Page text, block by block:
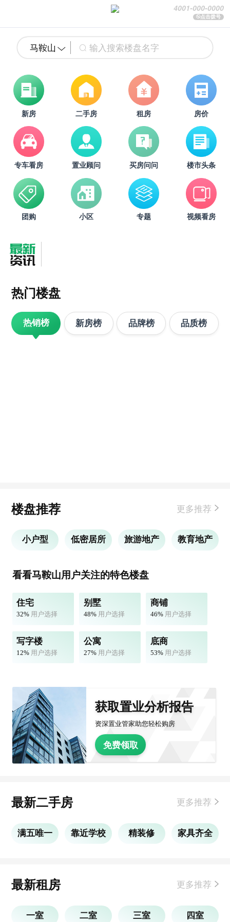
4001-000-0000
点击拨号
马鞍山
新房 二手房 租房 房价
专车看房 置业顾问 买房问问 楼市头条
团购 小区 专题 视频看房
热门楼盘
热销榜 新房榜 品牌榜 品质榜
楼盘推荐 更多推荐
小户型 低密居所 旅游地产 教育地产
看看马鞍山用户关注的特色楼盘
住宅
32% 用户选择
别墅
48% 用户选择
商铺
46% 用户选择
写字楼
12% 用户选择
公寓
27% 用户选择
底商
53% 用户选择
获取置业分析报告
资深置业管家助您轻松购房
免费领取
最新二手房 更多推荐
满五唯一 靠近学校 精装修 家具齐全
最新租房 更多推荐
一室 二室 三室 四室